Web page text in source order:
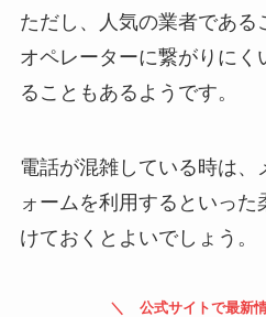
ただし、人気の業者である
オペレーターに繋がりにく
ることもあるようです。
電話が混雑している時は、
ォームを利用するといっ
けておくとよいでしょう。
公式サイトで最新